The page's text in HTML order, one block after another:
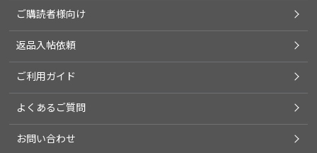
ご購読者様向け
返品入帖依頼
ご利用ガイド
よくあるご質問
お問い合わせ